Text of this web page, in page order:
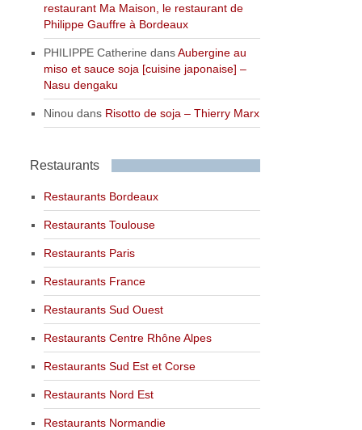
restaurant Ma Maison, le restaurant de
Philippe Gauffre à Bordeaux
PHILIPPE Catherine dansAubergine au
miso et sauce soja [cuisine japonaise] –
Nasu dengaku
Ninou dans Risotto de soja – Thierry Marx
Restaurants
Restaurants Bordeaux
Restaurants Toulouse
Restaurants Paris
Restaurants France
Restaurants Sud Ouest
Restaurants Centre Rhône Alpes
Restaurants Sud Est et Corse
Restaurants Nord Est
Restaurants Normandie